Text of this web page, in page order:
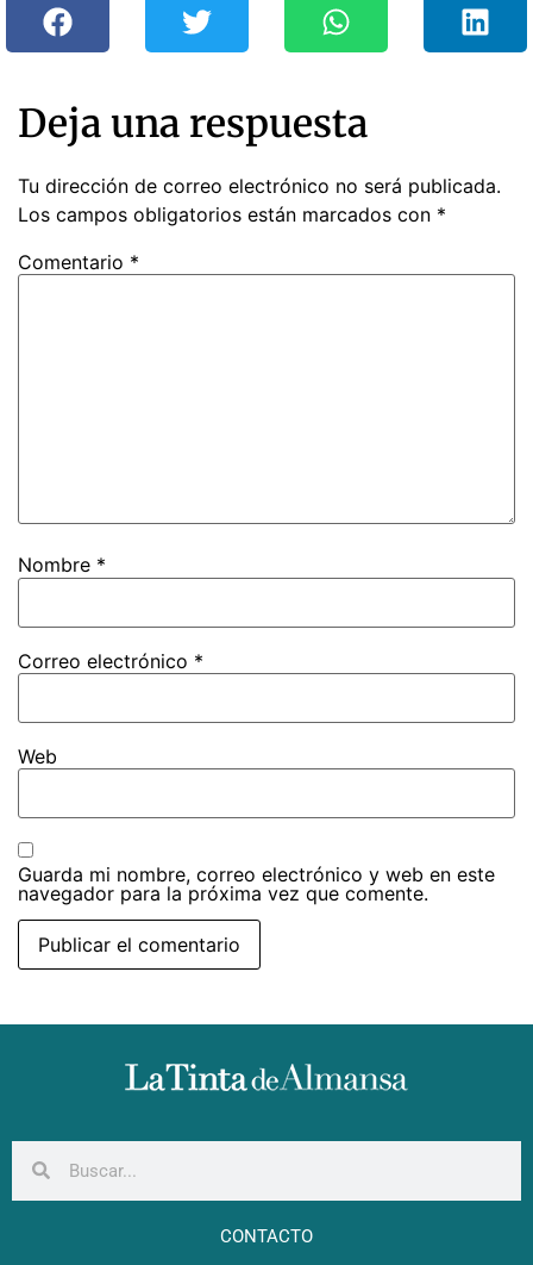
Deja una respuesta
Tu dirección de correo electrónico no será publicada.
Los campos obligatorios están marcados con *
Comentario *
Nombre *
Correo electrónico *
Web
Guarda mi nombre, correo electrónico y web en este
navegador para la próxima vez que comente.
CONTACTO